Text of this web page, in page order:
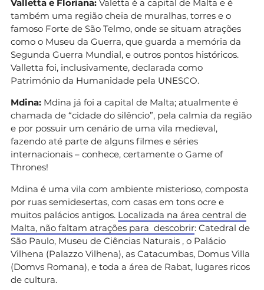
Valletta e Floriana: Valetta é a capital de Malta e é
também uma região cheia de muralhas, torres e o
famoso Forte de São Telmo, onde se situam atrações
como o Museu da Guerra, que guarda a memória da
Segunda Guerra Mundial, e outros pontos históricos.
Valletta foi, inclusivamente, declarada como
Património da Humanidade pela UNESCO.
Mdina: Mdina já foi a capital de Malta; atualmente é
chamada de “cidade do silêncio”, pela calmia da região
e por possuir um cenário de uma vila medieval,
fazendo até parte de alguns filmes e séries
internacionais – conhece, certamente o Game of
Thrones!
Mdina é uma vila com ambiente misterioso, composta
por ruas semidesertas, com casas em tons ocre e
muitos palácios antigos. Localizada na área central de
Malta, não faltam atrações para descobrir: Catedral de
São Paulo, Museu de Ciências Naturais , o Palácio
Vilhena (Palazzo Vilhena), as Catacumbas, Domus Villa
(Domvs Romana), e toda a área de Rabat, lugares ricos
de cultura.